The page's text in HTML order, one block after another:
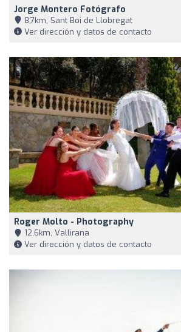
Jorge Montero Fotógrafo
8,7km, Sant Boi de Llobregat
Ver dirección y datos de contacto
Roger Molto - Photography
12,6km, Vallirana
Ver dirección y datos de contacto